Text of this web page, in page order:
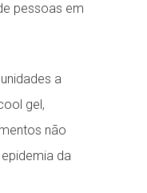
pessoas em
a
gel,
não
da